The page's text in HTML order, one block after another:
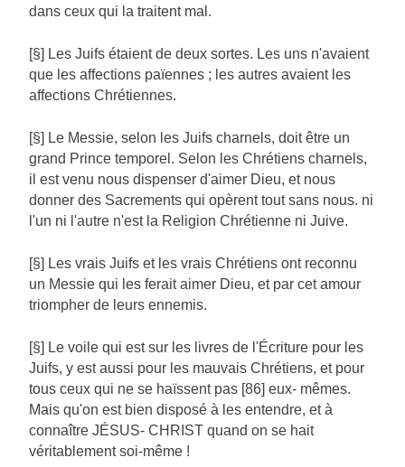
dans ceux qui la traitent mal.
[§] Les Juifs étaient de deux sortes. Les uns n'avaient
que les affections païennes ; les autres avaient les
affections Chrétiennes.
[§] Le Messie, selon les Juifs charnels, doit être un
grand Prince temporel. Selon les Chrétiens charnels,
il est venu nous dispenser d'aimer Dieu, et nous
donner des Sacrements qui opèrent tout sans nous. ni
l'un ni l'autre n'est la Religion Chrétienne ni Juive.
[§] Les vrais Juifs et les vrais Chrétiens ont reconnu
un Messie qui les ferait aimer Dieu, et par cet amour
triompher de leurs ennemis.
[§] Le voile qui est sur les livres de l'Écriture pour les
Juifs, y est aussi pour les mauvais Chrétiens, et pour
tous ceux qui ne se haïssent pas [86] eux- mêmes.
Mais qu'on est bien disposé à les entendre, et à
connaître JÉSUS- CHRIST quand on se hait
véritablement soi-même !